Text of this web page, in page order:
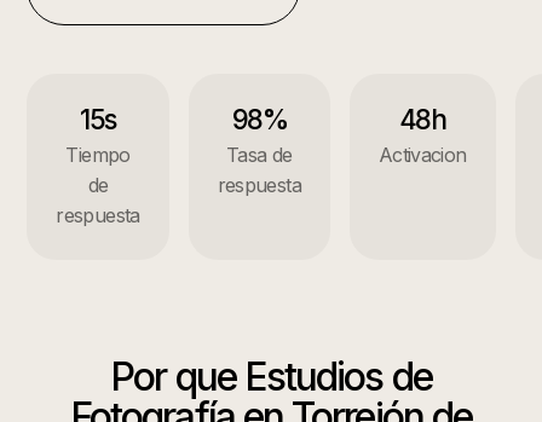
15s
Tiempo
de
respuesta
98%
Tasa de
respuesta
48h
Activacion
Por que Estudios de